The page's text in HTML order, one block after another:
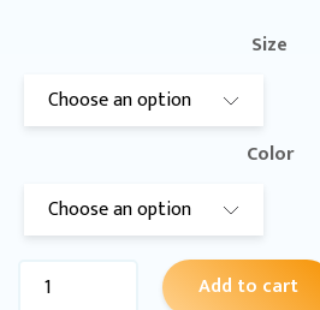
Size
Color
Add to cart